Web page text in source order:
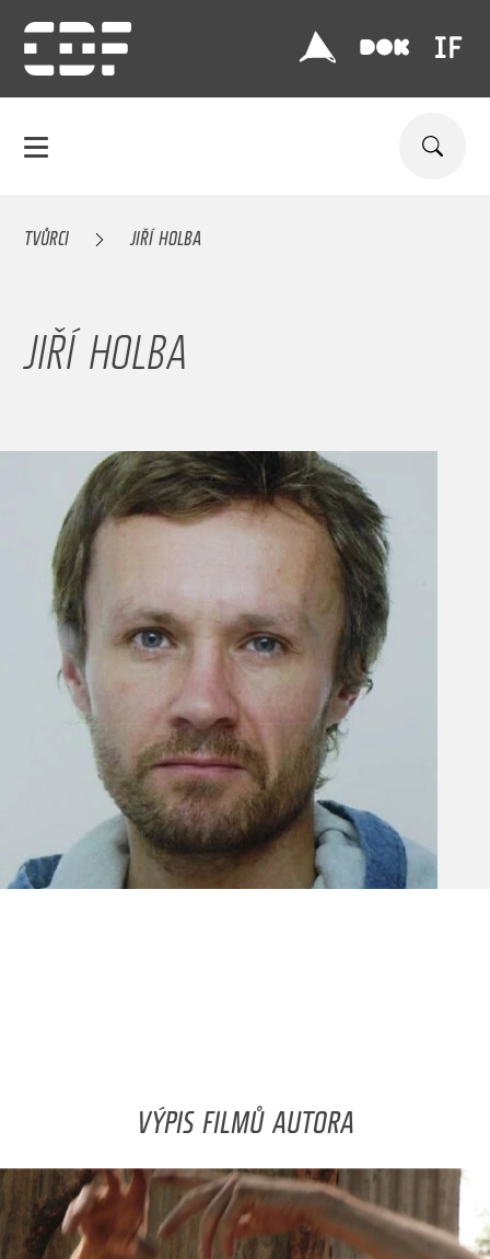
TVŮRCI JIŘÍ HOLBA
JIŘÍ HOLBA
VÝPIS FILMŮ AUTORA